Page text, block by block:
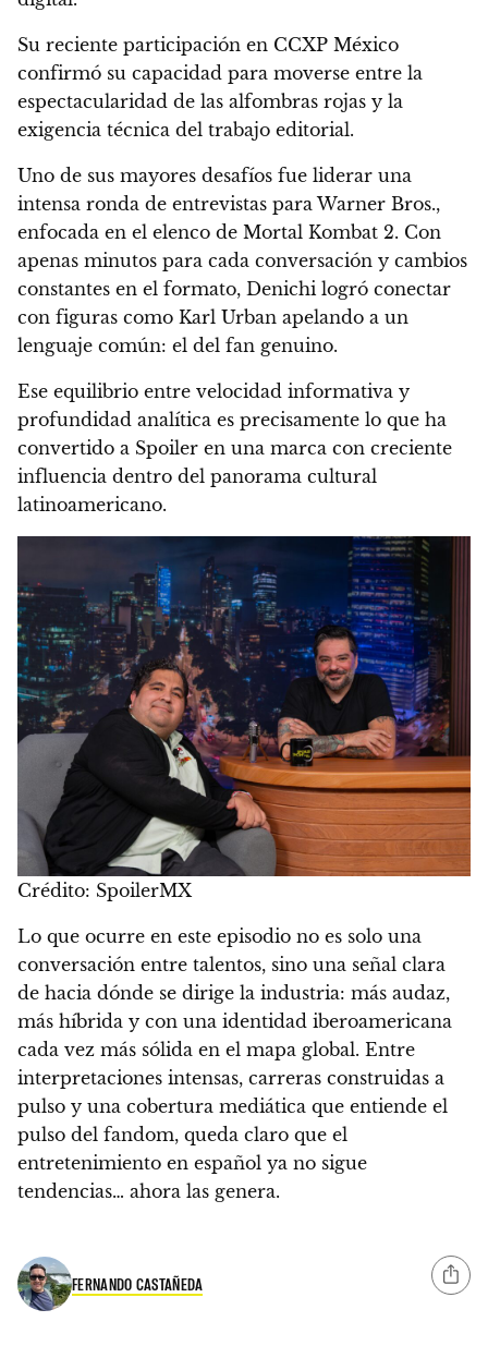
Su reciente participación en CCXP México
confirmó su capacidad para moverse entre la
espectacularidad de las alfombras rojas y la
exigencia técnica del trabajo editorial.
Uno de sus mayores desafíos fue liderar una
intensa ronda de entrevistas para Warner Bros.,
enfocada en el elenco de Mortal Kombat 2. Con
apenas minutos para cada conversación y cambios
constantes en el formato, Denichi logró conectar
con figuras como Karl Urban apelando a un
lenguaje común: el del fan genuino.
Ese equilibrio entre velocidad informativa y
profundidad analítica es precisamente lo que ha
convertido a Spoiler en una marca con creciente
influencia dentro del panorama cultural
latinoamericano.
Crédito: SpoilerMX
Lo que ocurre en este episodio no es solo una
conversación entre talentos, sino una señal clara
de hacia dónde se dirige la industria: más audaz,
más híbrida y con una identidad iberoamericana
cada vez más sólida en el mapa global. Entre
interpretaciones intensas, carreras construidas a
pulso y una cobertura mediática que entiende el
pulso del fandom, queda claro que el
entretenimiento en español ya no sigue
tendencias… ahora las genera.
FERNANDO CASTAÑEDA